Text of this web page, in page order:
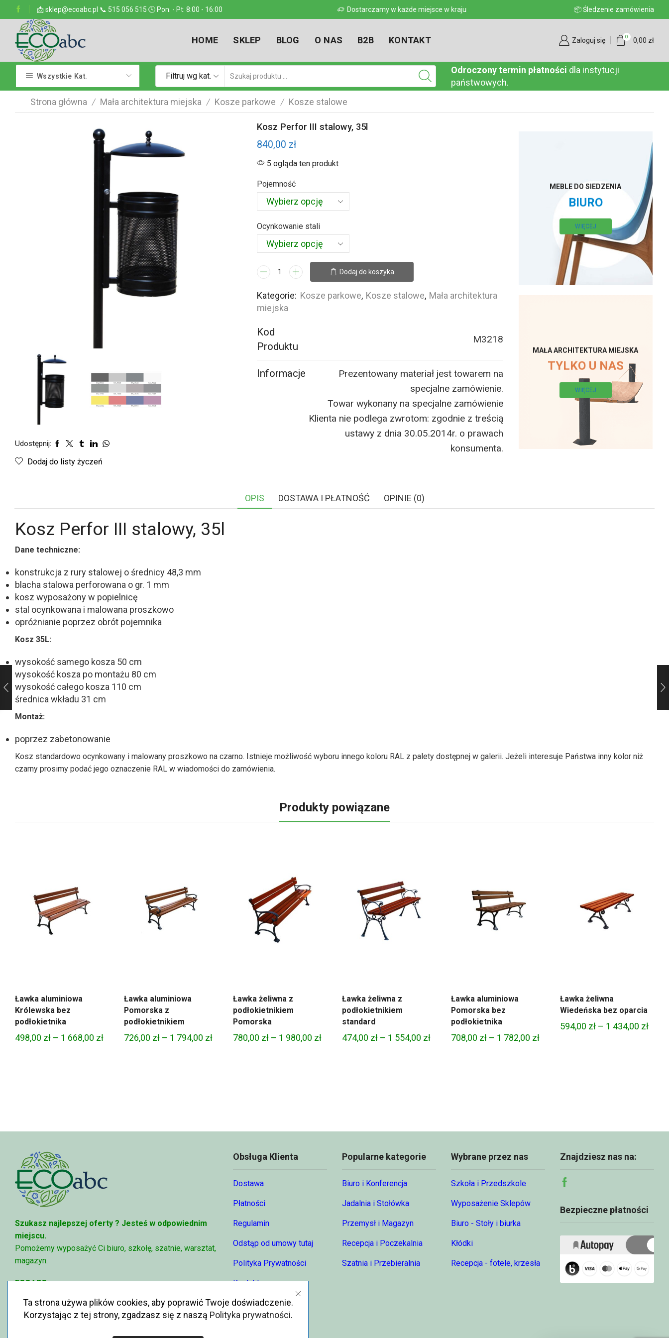
📩 sklep@ecoabc.pl 📞 515 056 515 🕓 Pon. - Pt: 8:00 - 16:00
w kraju Dostarczamy w każde miejsce w kraju Dostarczamy w każde miejsce w kraju 📦 Śledzenie zamówienia
HOME SKLEP BLOG O NAS B2B KONTAKT Zaloguj się 0 0,00 zł
Wszystkie Kat. Filtruj wg kat.
wyszukiwania
Odroczony termin płatności dla instytucji
państwowych.
Strona główna / Mała architektura miejska / Kosze parkowe / Kosze stalowe
Udostępnij:
Dodaj do listy życzeń
Kosz Perfor III stalowy, 35l
840,00 zł
5 ogląda ten produkt
Pojemność
Ocynkowanie stali
ilość
Perfor
III
35l
Dodaj do koszyka
Kategorie: Kosze parkowe, Kosze stalowe, Mała architektura
miejska
Kod
Produktu
M3218
Informacje
Prezentowany materiał jest towarem na
specjalne zamówienie.
Towar wykonany na specjalne zamówienie
Klienta nie podlega zwrotom: zgodnie z treścią
ustawy z dnia 30.05.2014r. o prawach
konsumenta.
MEBLE DO SIEDZENIA
BIURO
WIĘCEJ
MAŁA ARCHITEKTURA MIEJSKA
TYLKO U NAS
WIĘCEJ
OPIS DOSTAWA I PŁATNOŚĆ OPINIE (0)
Kosz Perfor III stalowy, 35l
Dane techniczne:
konstrukcja z rury stalowej o średnicy 48,3 mm
blacha stalowa perforowana o gr. 1 mm
kosz wyposażony w popielnicę
stal ocynkowana i malowana proszkowo
opróżnianie poprzez obrót pojemnika
Kosz 35L:
wysokość samego kosza 50 cm
wysokość kosza po montażu 80 cm
wysokość całego kosza 110 cm
średnica wkładu 31 cm
Montaż:
poprzez zabetonowanie
Kosz standardowo ocynkowany i malowany proszkowo na czarno. Istnieje możliwość wyboru innego koloru RAL z palety dostępnej w galerii. Jeżeli interesuje Państwa inny kolor niż
czarny prosimy podać jego oznaczenie RAL w wiadomości do zamówienia.
Produkty powiązane
Ławka aluminiowa
Królewska bez
podłokietnika
498,00 zł – 1 668,00 złZakres
Ławka aluminiowa
Pomorska z
podłokietnikiem
726,00 zł – 1 794,00 złZakres
Ławka żeliwna z
podłokietnikiem
Pomorska
780,00 zł – 1 980,00 złZakres
Ławka żeliwna z
podłokietnikiem
standard
474,00 zł – 1 554,00 złZakres
Ławka aluminiowa
Pomorska bez
podłokietnika
708,00 zł – 1 782,00 złZakres
Ławka żeliwna
Wiedeńska bez oparcia
594,00 zł – 1 434,00 zł
Szukasz najlepszej oferty ? Jesteś w odpowiednim
miejscu.
Pomożemy wyposażyć Ci biuro, szkołę, szatnie, warsztat,
magazyn.
ECOABC
515-056-515
Królewska 6, 05-825 Grodzisk Mazowiecki
Obsługa Klienta
Dostawa
Płatności
Regulamin
Odstąp od umowy tutaj
Polityka Prywatności
Kontakt
O nas
Popularne kategorie
Biuro i Konferencja
Jadalnia i Stołówka
Przemysł i Magazyn
Recepcja i Poczekalnia
Szatnia i Przebieralnia
Wybrane przez nas
Szkoła i Przedszkole
Wyposażenie Sklepów
Biuro - Stoły i biurka
Kłódki
Recepcja - fotele, krzesła
Znajdziesz nas na:
Facebook
Bezpieczne płatności
Ta strona używa plików cookies, aby poprawić Twoje doświadczenie.
Korzystając z tej strony, zgadzasz się z naszą Polityka prywatności.